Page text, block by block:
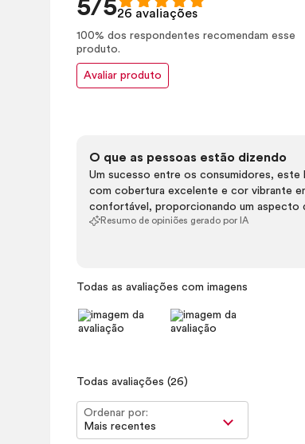
5/526 avaliações
100% dos respondentes recomendam esse
produto.
Avaliar produto
O que as pessoas estão dizendo
Um sucesso entre os consumidores,
com cobertura excelente e cor vibrante
confortável, proporcionando um aspecto
Resumo de opiniões gerado por IA
Todas as avaliações com imagens
Todas avaliações (26)
Ordenar por:
Mais recentes